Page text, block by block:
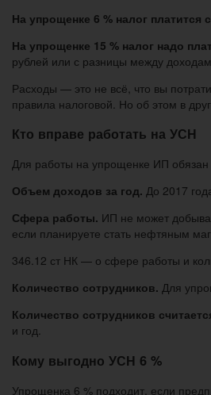
На упрощенке 6 % налог платится
На упрощенке 15 % налог надо
рублей или с разницы между
Расходы — это не всё, что вы
правила налоговой. Но об этом в
Кто вправе работать на УСН
Для работы на упрощенке ИП обязан
Объем доходов за год. До 2017
Сфера работы. ИП не может
если планируете стать нефтяным
346.12 ст НК — о сфере работы и
Количество сотрудников. Для
Количество сотрудников
и год.
Кому выгодно УСН 6 %
Упрощенка 6 % подходит, если